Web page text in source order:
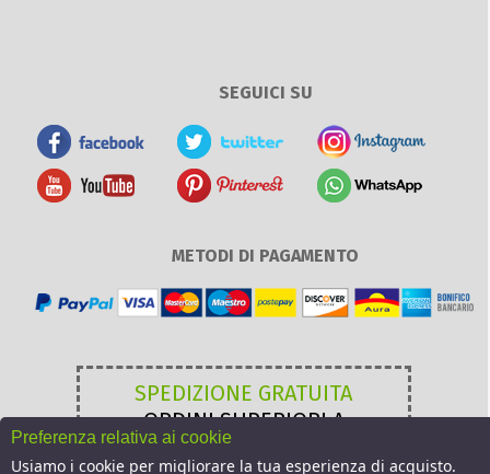
SEGUICI SU
METODI DI PAGAMENTO
SPEDIZIONE GRATUITA
ORDINI SUPERIORI A
49,00 €
Preferenza relativa ai cookie
Usiamo i cookie per migliorare la tua esperienza di acquisto.